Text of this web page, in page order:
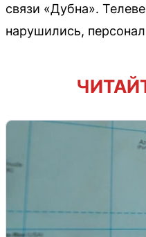
связи «Дубна».
нарушились,